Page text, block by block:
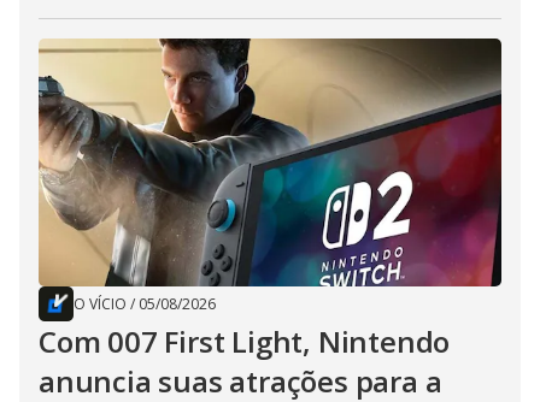
O VÍCIO / 05/08/2026
Com 007 First Light, Nintendo
anuncia suas atrações para a